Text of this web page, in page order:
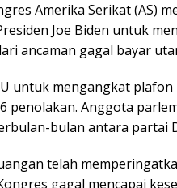
Amerika Serikat (AS)
Joe Biden untuk
ancaman gagal bayar
untuk mengangkat
penolakan. Anggota
bulan antara partai
telah
gagal mencapai